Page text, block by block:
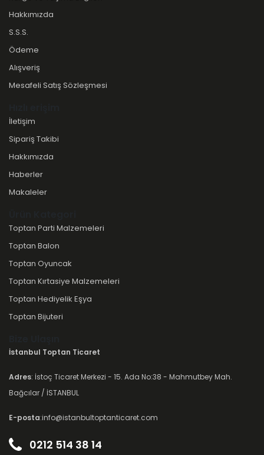
Hakkımızda
S.S.S.
Ödeme
Alışveriş
Mesafeli Satış Sözleşmesi
İletişim
Sipariş Takibi
Hakkımızda
Haberler
Makaleler
Toptan Parti Malzemeleri
Toptan Balon
Toptan Oyuncak
Toptan Kırtasiye Malzemeleri
Toptan Hediyelik Eşya
Toptan Bijuteri
İstanbul Toptan Ticaret
Adres: İstoç Ticaret Merkezi - 15. Ada No:38 - Mahmutbey Mah.
Bağcılar / İSTANBUL
E-posta:info@istanbultoptanticaret.com
0212 514 38 14